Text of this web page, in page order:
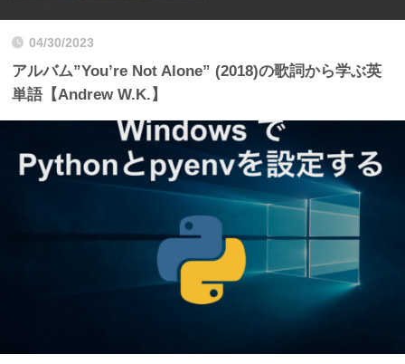
04/30/2023
アルバム”You’re Not Alone” (2018)の歌詞から学ぶ英
単語【Andrew W.K.】